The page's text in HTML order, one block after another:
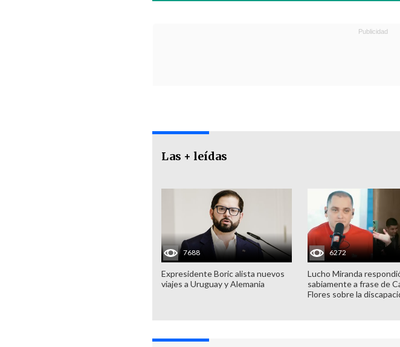
Las + leídas
7688
Expresidente Boric alista nuevos
viajes a Uruguay y Alemania
6272
Lucho Miranda
sabiamente a frase de
Flores sobre la